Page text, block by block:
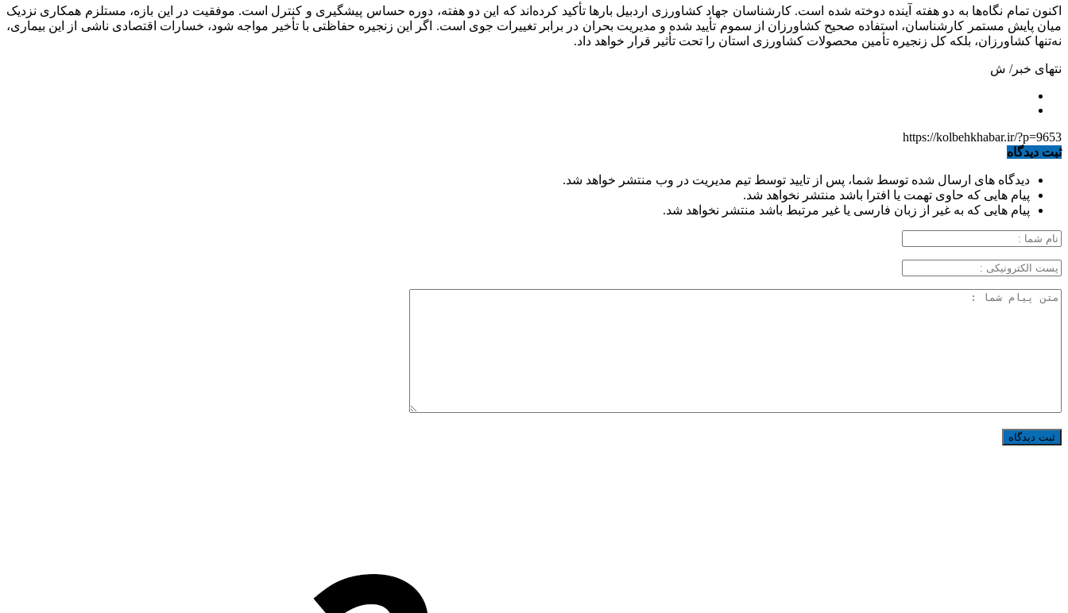
اکنون تمام نگاه‌ها به دو هفته آینده دوخته شده است. کارشناسان جهاد کشاورزی اردبیل بارها تأکید کرده‌اند که این دو هفته، دوره حساس پیشگیری و کنترل است. موفقیت در این بازه، مستلزم همکاری نزدیک
میان پایش مستمر کارشناسان، استفاده صحیح کشاورزان از سموم تأیید شده و مدیریت بحران در برابر تغییرات جوی است. اگر این زنجیره حفاظتی با تأخیر مواجه شود، خسارات اقتصادی ناشی از این بیماری،
نه‌تنها کشاورزان، بلکه کل زنجیره تأمین محصولات کشاورزی استان را تحت تأثیر قرار خواهد داد.
نتهای خبر/ ش
https://kolbehkhabar.ir/?p=9653
ثبت دیدگاه
دیدگاه های ارسال شده توسط شما، پس از تایید توسط تیم مدیریت در وب منتشر خواهد شد.
پیام هایی که حاوی تهمت یا افترا باشد منتشر نخواهد شد.
پیام هایی که به غیر از زبان فارسی یا غیر مرتبط باشد منتشر نخواهد شد.